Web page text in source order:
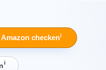
checkenℹ︎
ℹ︎